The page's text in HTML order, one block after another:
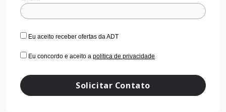
Eu aceito receber ofertas da ADT
Eu concordo e aceito a politica de privacidade
Solicitar Contato